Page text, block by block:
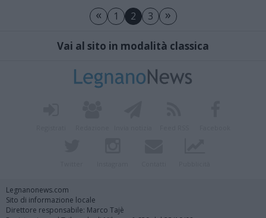
« 1 2 3 »
Vai al sito in modalità classica
Legnanonews.com
Sito di informazione locale
Direttore responsabile: Marco Tajè